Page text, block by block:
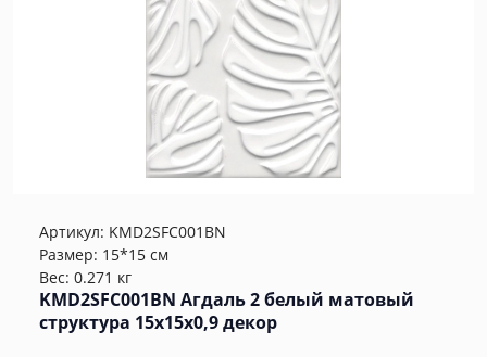
Артикул: KMD2SFC001BN
Размер: 15*15 см
Вес: 0.271 кг
KMD2SFC001BN Агдаль 2 белый матовый
структура 15x15x0,9 декор